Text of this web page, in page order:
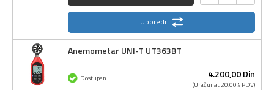
Uporedi
Anemometar UNI-T UT363BT
4.200,00Din
(Uračunat 20.00% PDV)
Dostupan